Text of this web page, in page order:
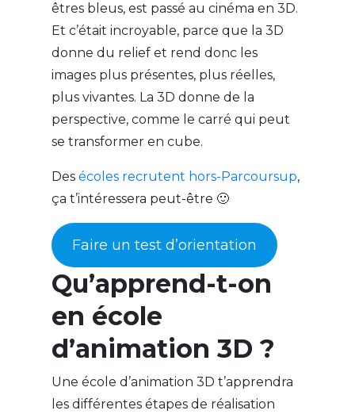
êtres bleus, est passé au cinéma en 3D.
Et c’était incroyable, parce que la 3D
donne du relief et rend donc les
images plus présentes, plus réelles,
plus vivantes. La 3D donne de la
perspective, comme le carré qui peut
se transformer en cube.
Des écoles recrutent hors-Parcoursup,
ça t’intéressera peut-être 🙂
Faire un test d’orientation
Qu’apprend-t-on
en école
d’animation 3D ?
Une école d’animation 3D t’apprendra
les différentes étapes de réalisation